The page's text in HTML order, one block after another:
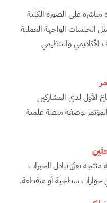
على الصورة الكلية
الجلسات الواجهة العملية
والتنظيمي
الأول لدى المشاركين
بوصفه منصة علمية
منتجة تعزّز تبادل الخبرات
حوارات سطحية أو متقطعة.